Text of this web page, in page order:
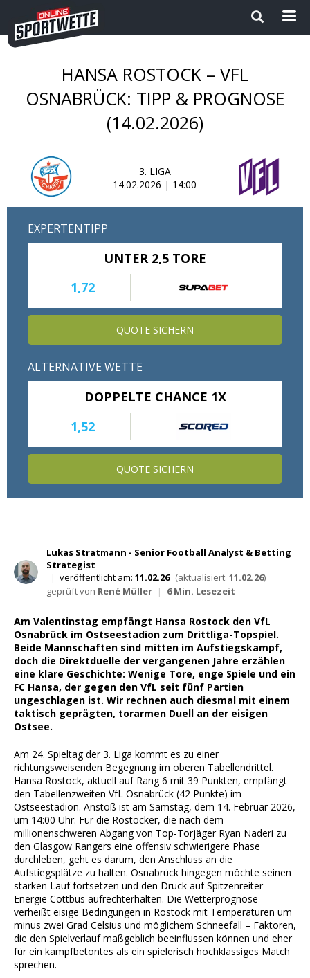
Die besten Wettanbieter 2024
1
Sportwetten ohne OASIS |
Neue Wettanbieter
Sportwetten Apps
HANSA ROSTOCK – VFL
OSNABRÜCK: TIPP & PROGNOSE
(14.02.2026)
3. LIGA
14.02.2026 | 14:00
EXPERTENTIPP
UNTER 2,5 TORE
1,72
QUOTE SICHERN
ALTERNATIVE WETTE
DOPPELTE CHANCE 1X
1,52
QUOTE SICHERN
Lukas Stratmann - Senior Football Analyst & Betting
Strategist
| veröffentlicht am: 11.02.26 (aktualisiert: 11.02.26)
geprüft von René Müller | 6 Min. Lesezeit
Am Valentinstag empfängt Hansa Rostock den VfL
Osnabrück im Ostseestadion zum Drittliga-Topspiel.
Beide Mannschaften sind mitten im Aufstiegskampf,
doch die Direktduelle der vergangenen Jahre erzählen
eine klare Geschichte: Wenige Tore, enge Spiele und ein
FC Hansa, der gegen den VfL seit fünf Partien
ungeschlagen ist. Wir rechnen auch diesmal mit einem
taktisch geprägten, torarmen Duell an der eisigen
Ostsee.
Am 24. Spieltag der 3. Liga kommt es zu einer
richtungsweisenden Begegnung im oberen Tabellendrittel.
Hansa Rostock, aktuell auf Rang 6 mit 39 Punkten, empfängt
den Tabellenzweiten VfL Osnabrück (42 Punkte) im
Ostseestadion. Anstoß ist am Samstag, dem 14. Februar 2026,
um 14:00 Uhr. Für die Rostocker, die nach dem
millionenschweren Abgang von Top-Torjäger Ryan Naderi zu
den Glasgow Rangers eine offensiv schwierigere Phase
durchleben, geht es darum, den Anschluss an die
Aufstiegsplätze zu halten. Osnabrück hingegen möchte seinen
starken Lauf fortsetzen und den Druck auf Spitzenreiter
Energie Cottbus aufrechterhalten. Die Wetterprognose
verheißt eisige Bedingungen in Rostock mit Temperaturen um
minus zwei Grad Celsius und möglichem Schneefall – Faktoren,
die den Spielverlauf maßgeblich beeinflussen können und eher
für ein kampfbetontes als ein spielerisch hochklassiges Match
sprechen.